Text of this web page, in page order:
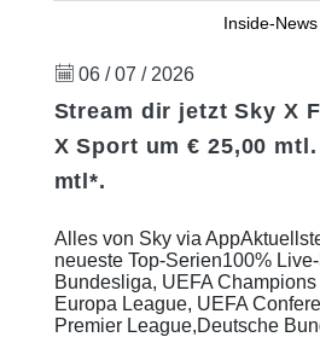
Inside-News
06 / 07 / 2026
Stream dir jetzt Sky X
X Sport um € 25,00
mtl*.
Alles von Sky via
neueste Top-Serien100%
Bundesliga, UEFA
Europa League, UEFA
Premier League,Deutsche